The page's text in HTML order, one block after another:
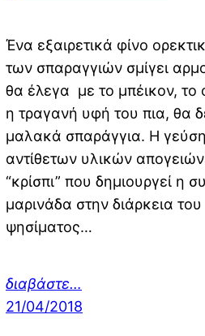
Ένα εξαιρετικά φίνο
των σπαραγγιών σμίγει
θα έλεγα με το μπέικον, το
η τραγανή υφή του πια, θα
μαλακά σπαράγγια. Η
αντίθετων υλικών
“κρίσπι” που δημιουργεί η
μαρινάδα στην διάρκεια
ψησίματος…
διαβάστε…
21/04/2018